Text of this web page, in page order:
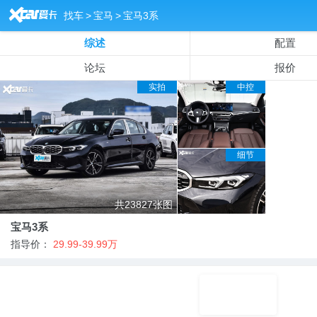
& 找车>宝马 >宝马3系
综述 配置
论坛 报价
实拍
共23827张图
中控
细节
宝马3系
指导价： 29.99-39.99万